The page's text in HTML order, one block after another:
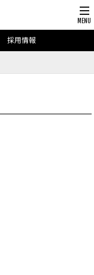
採用情報